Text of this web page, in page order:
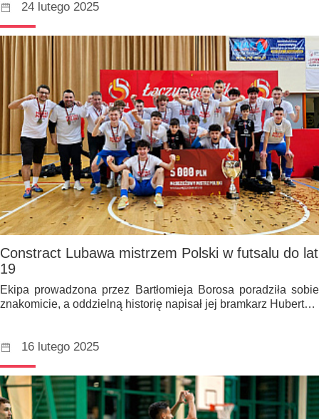
24 lutego 2025
Constract Lubawa mistrzem Polski w futsalu do lat
19
Ekipa prowadzona przez Bartłomieja Borosa poradziła sobie
znakomicie, a oddzielną historię napisał jej bramkarz Hubert…
16 lutego 2025